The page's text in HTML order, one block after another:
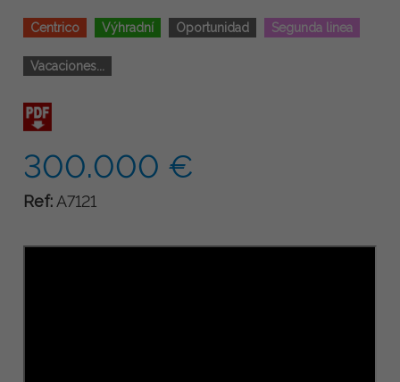
Centrico Výhradní Oportunidad Segunda linea
Vacaciones...
300.000 €
Ref: A7121